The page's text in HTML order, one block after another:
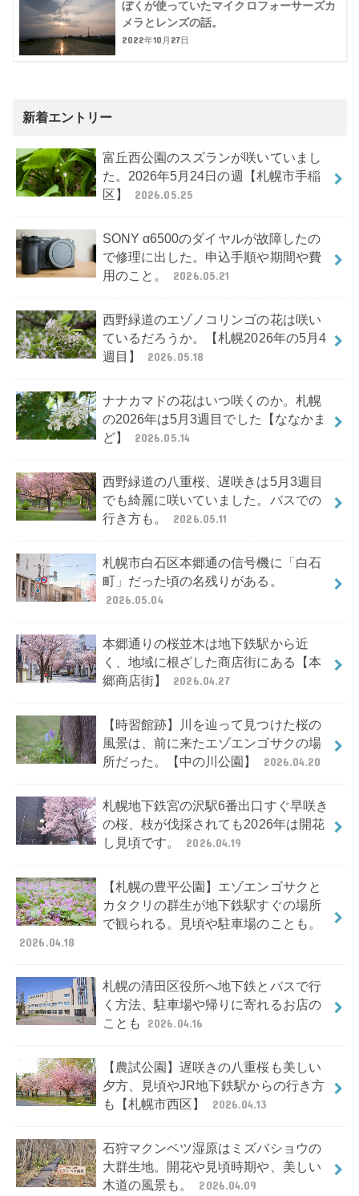
ぼくが使っていたマイクロフォーサーズカ
メラとレンズの話。
2022年10月27日
新着エントリー
富丘西公園のスズランが咲いていまし
た。2026年5月24日の週【札幌市手稲
区】
2026.05.25
SONY α6500のダイヤルが故障したの
で修理に出した。申込手順や期間や費
用のこと。
2026.05.21
西野緑道のエゾノコリンゴの花は咲い
ているだろうか。【札幌2026年の5月4
週目】
2026.05.18
ナナカマドの花はいつ咲くのか。札幌
の2026年は5月3週目でした【ななかま
ど】
2026.05.14
西野緑道の八重桜、遅咲きは5月3週目
でも綺麗に咲いていました。バスでの
行き方も。
2026.05.11
札幌市白石区本郷通の信号機に「白石
町」だった頃の名残りがある。
2026.05.04
本郷通りの桜並木は地下鉄駅から近
く、地域に根ざした商店街にある【本
郷商店街】
2026.04.27
【時習館跡】川を辿って見つけた桜の
風景は、前に来たエゾエンゴサクの場
所だった。【中の川公園】
2026.04.20
札幌地下鉄宮の沢駅6番出口すぐ早咲き
の桜、枝が伐採されても2026年は開花
し見頃です。
2026.04.19
【札幌の豊平公園】エゾエンゴサクと
カタクリの群生が地下鉄駅すぐの場所
で観られる。見頃や駐車場のことも。
2026.04.18
札幌の清田区役所へ地下鉄とバスで行
く方法、駐車場や帰りに寄れるお店の
ことも
2026.04.16
【農試公園】遅咲きの八重桜も美しい
夕方、見頃やJR地下鉄駅からの行き方
も【札幌市西区】
2026.04.13
石狩マクンベツ湿原はミズバショウの
大群生地。開花や見頃時期や、美しい
木道の風景も。
2026.04.09